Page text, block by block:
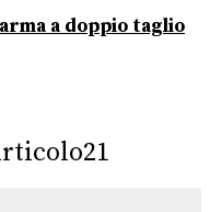
a doppio taglio